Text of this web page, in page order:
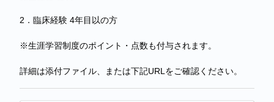
2．臨床経験 4年目以の方
※生涯学習制度のポイント・点数も付与されます。
詳細は添付ファイル、または下記URLをご確認ください。